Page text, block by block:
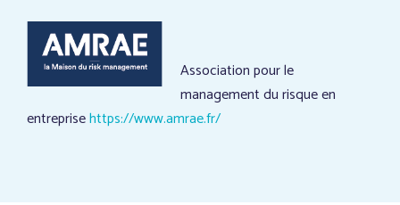
Association pour le
management du risque en
entreprisehttps://www.amrae.fr/